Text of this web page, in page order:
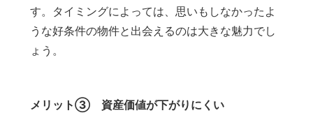
す。タイミングによっては、思いもしなかったよ
うな好条件の物件と出会えるのは大きな魅力でし
ょう。
メリット③ 資産価値が下がりにくい